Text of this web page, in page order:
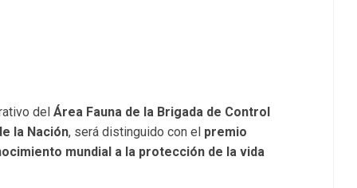
del Área Fauna de la Brigada de Control
la Nación, será distinguido con el premio
mundial a la protección de la vida